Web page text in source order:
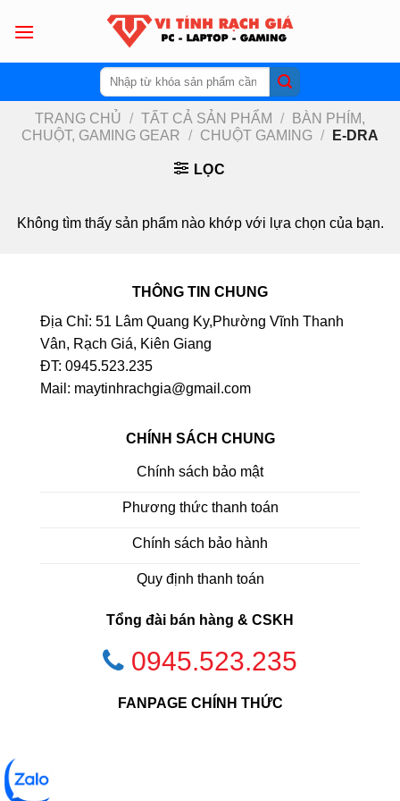
Tìm
kiếm:
TRANG CHỦ / TẤT CẢ SẢN PHẨM /
BÀN PHÍM,
CHUỘT, GAMING GEAR
/ CHUỘT GAMING / E-DRA
LỌC
Không tìm thấy sản phẩm nào khớp với lựa chọn của bạn.
THÔNG TIN CHUNG
Địa Chỉ: 51 Lâm Quang Ky,Phường Vĩnh Thanh
Vân, Rạch Giá, Kiên Giang
ĐT: 0945.523.235
Mail: maytinhrachgia@gmail.com
CHÍNH SÁCH CHUNG
Chính sách bảo mật
Phương thức thanh toán
Chính sách bảo hành
Quy định thanh toán
Tổng đài bán hàng & CSKH
0945.523.235
FANPAGE CHÍNH THỨC